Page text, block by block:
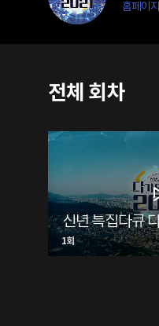
홈페이
전체 회차
신년 특집다큐
1회